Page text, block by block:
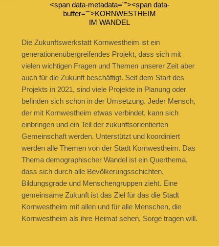
<span data-metadata=""><span data-
buffer="">KORNWESTHEIM
IM WANDEL
Die Zukunftswerkstatt Kornwestheim ist ein
generationenübergreifendes Projekt, dass sich mit
vielen wichtigen Fragen und Themen unserer Zeit aber
auch für die Zukunft beschäftigt. Seit dem Start des
Projekts in 2021, sind viele Projekte in Planung oder
befinden sich schon in der Umsetzung. Jeder Mensch,
der mit Kornwestheim etwas verbindet, kann sich
einbringen und ein Teil der zukunftsorientierten
Gemeinschaft werden. Unterstützt und koordiniert
werden alle Themen von der Stadt Kornwestheim. Das
Thema demographischer Wandel ist ein Querthema,
dass sich durch alle Bevölkerungsschichten,
Bildungsgrade und Menschengruppen zieht. Eine
gemeinsame Zukunft ist das Ziel für das die Stadt
Kornwestheim mit allen und für alle Menschen, die
Kornwestheim als ihre Heimat sehen, Sorge tragen will.